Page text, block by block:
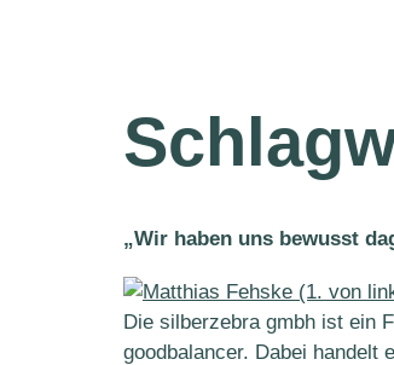
„Wir haben uns bewusst
Die silberzebra gmbh ist ein
goodbalancer. Dabei handelt